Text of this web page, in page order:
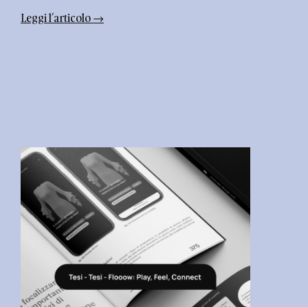
Leggi l’articolo →
in
User
Experience
per
l’Inclusive
Design
presso
ISTUD
Business
School